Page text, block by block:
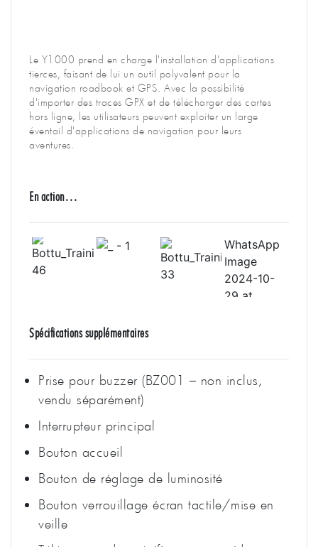
Le Y1000 prend en charge l'installation d'applications
tierces, faisant de lui un outil polyvalent pour la
navigation roadbook et GPS. Avec la possibilité
d'importer des traces GPX et de télécharger des cartes
hors ligne, les utilisateurs peuvent exploiter un large
éventail d'applications de navigation pour leurs
aventures.
En action…
Spécifications supplémentaires
Prise pour buzzer (BZ001 – non inclus,
vendu séparément)
Interrupteur principal
Bouton accueil
Bouton de réglage de luminosité
Bouton verrouillage écran tactile/mise en
veille